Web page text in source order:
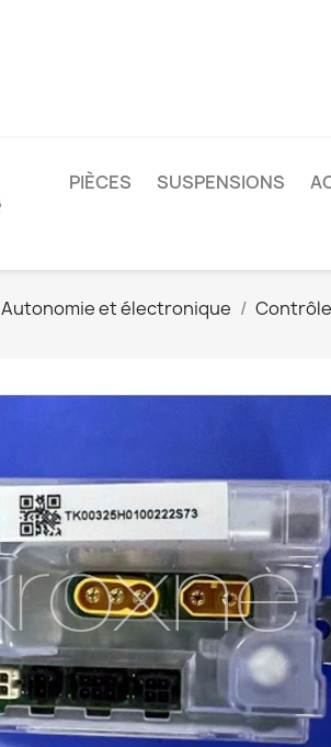
PIÈCES SUSPENSIONS
Autonomie et électronique